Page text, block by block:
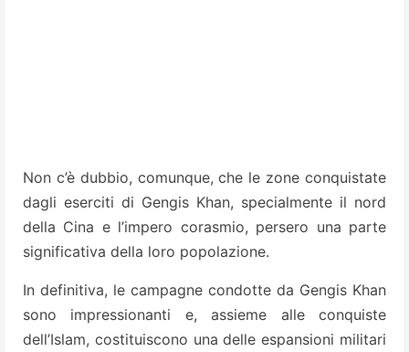
Non c’è dubbio, comunque, che le zone conquistate
dagli eserciti di Gengis Khan, specialmente il nord
della Cina e l’impero corasmio, persero una parte
significativa della loro popolazione.
In definitiva, le campagne condotte da Gengis Khan
sono impressionanti e, assieme alle conquiste
dell’Islam, costituiscono una delle espansioni militari